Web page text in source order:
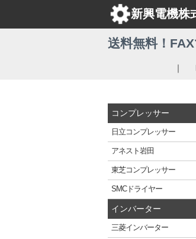
新興電機株
｜
コンプレッサー
日立コンプレッサー
アネスト岩田
東芝コンプレッサー
SMCドライヤー
インバーター
三菱インバーター
送料無料！